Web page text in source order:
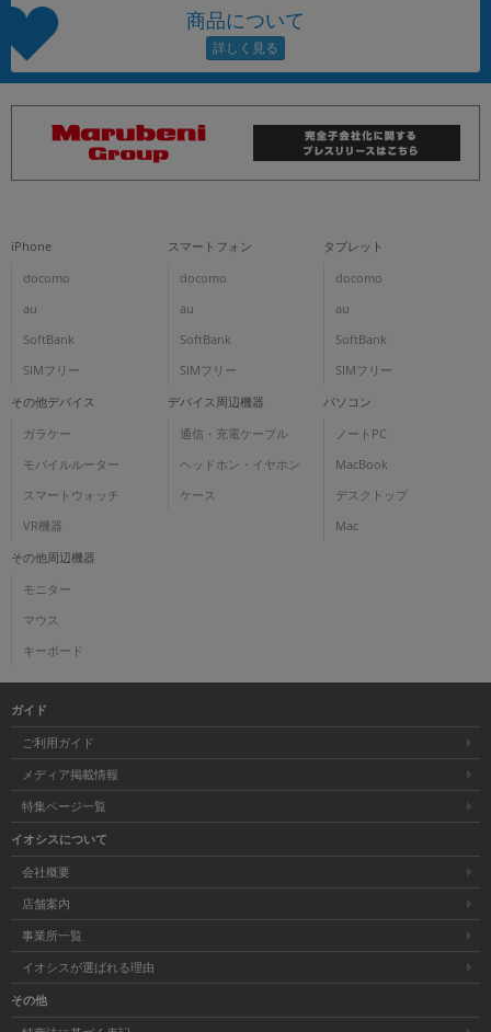
商品について
iPhone
docomo
au
SoftBank
SIMフリー
スマートフォン
docomo
au
SoftBank
SIMフリー
タブレット
docomo
au
SoftBank
SIMフリー
その他デバイス
ガラケー
モバイルルーター
スマートウォッチ
VR機器
デバイス周辺機器
通信・充電ケーブル
ヘッドホン・イヤホン
ケース
パソコン
ノートPC
MacBook
デスクトップ
Mac
その他周辺機器
モニター
マウス
キーボード
ガイド
ご利用ガイド
メディア掲載情報
特集ページ一覧
イオシスについて
会社概要
店舗案内
事業所一覧
イオシスが選ばれる理由
その他